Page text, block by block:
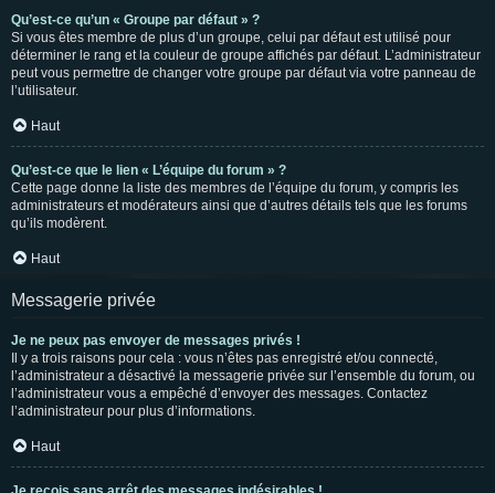
Qu’est-ce qu’un « Groupe par défaut » ?
Si vous êtes membre de plus d’un groupe, celui par défaut est utilisé pour
déterminer le rang et la couleur de groupe affichés par défaut. L’administrateur
peut vous permettre de changer votre groupe par défaut via votre panneau de
l’utilisateur.
Haut
Qu’est-ce que le lien « L’équipe du forum » ?
Cette page donne la liste des membres de l’équipe du forum, y compris les
administrateurs et modérateurs ainsi que d’autres détails tels que les forums
qu’ils modèrent.
Haut
Messagerie privée
Je ne peux pas envoyer de messages privés !
Il y a trois raisons pour cela : vous n’êtes pas enregistré et/ou connecté,
l’administrateur a désactivé la messagerie privée sur l’ensemble du forum, ou
l’administrateur vous a empêché d’envoyer des messages. Contactez
l’administrateur pour plus d’informations.
Haut